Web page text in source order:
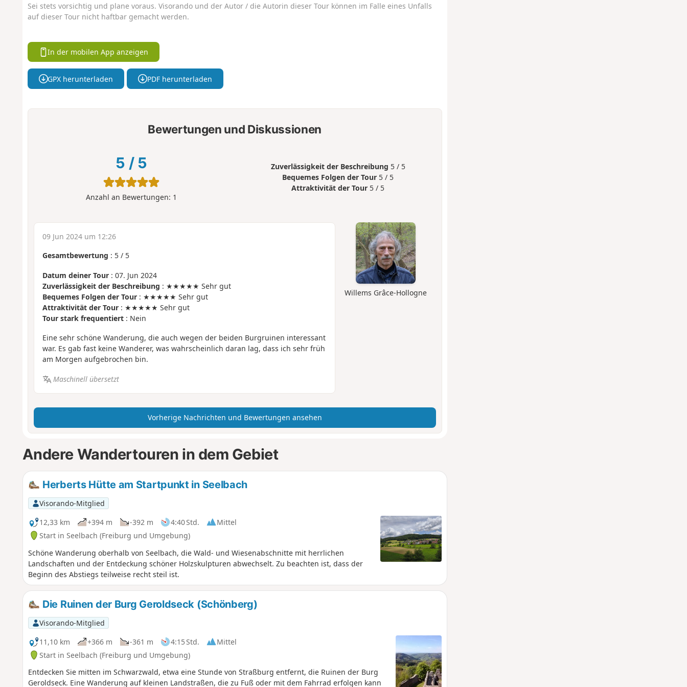
Sei stets vorsichtig und plane voraus. Visorando und der Autor / die Autorin dieser Tour können im Falle eines Unfalls
auf dieser Tour nicht haftbar gemacht werden.
In der mobilen App anzeigen
GPX herunterladen PDF herunterladen
Bewertungen und Diskussionen
5 / 5
Anzahl an Bewertungen: 1
Zuverlässigkeit der Beschreibung 5 / 5
Bequemes Folgen der Tour 5 / 5
Attraktivität der Tour 5 / 5
Willems Grâce-Hollogne
09 Jun 2024 um 12:26
Gesamtbewertung : 5/ 5
Datum deiner Tour: 07. Jun 2024
Zuverlässigkeit der Beschreibung : ★★★★★ Sehr gut
Bequemes Folgen der Tour: ★★★★★ Sehr gut
Attraktivität der Tour: ★★★★★ Sehr gut
Tour stark frequentiert: Nein
Eine sehr schöne Wanderung, die auch wegen der beiden Burgruinen interessant
war. Es gab fast keine Wanderer, was wahrscheinlich daran lag, dass ich sehr früh
am Morgen aufgebrochen bin.
Maschinell übersetzt
Vorherige Nachrichten und Bewertungen ansehen
Andere Wandertouren in dem Gebiet
Herberts Hütte am Startpunkt in Seelbach
Visorando-Mitglied
12,33 km
+394 m -392 m 4:40 Std.
Mittel
Start in Seelbach (Freiburg und Umgebung)
Schöne Wanderung oberhalb von Seelbach, die Wald- und Wiesenabschnitte mit herrlichen
Landschaften und der Entdeckung schöner Holzskulpturen abwechselt. Zu beachten ist, dass der
Beginn des Abstiegs teilweise recht steil ist.
Die Ruinen der Burg Geroldseck (Schönberg)
Visorando-Mitglied
11,10 km
+366 m -361 m 4:15 Std.
Mittel
Start in Seelbach (Freiburg und Umgebung)
Entdecken Sie mitten im Schwarzwald, etwa eine Stunde von Straßburg entfernt, die Ruinen der Burg
Geroldseck. Eine Wanderung auf kleinen Landstraßen, die zu Fuß oder mit dem Fahrrad erfolgen kann